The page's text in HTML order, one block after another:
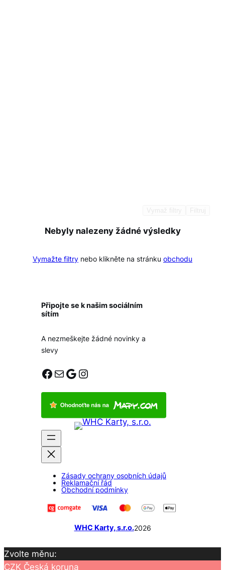
Nebyly nalezeny žádné výsledky
Vymažte filtry nebo klikněte na stránku obchodu
Připojte se k našim sociálním
sítím
A nezmeškejte žádné novinky a
slevy
Facebook E-mail Google Instagram
Zásady ochrany osobních údajů
Reklamační řád
Obchodní podmínky
WHC Karty, s.r.o.2026
Zvolte měnu:
CZK Česká koruna